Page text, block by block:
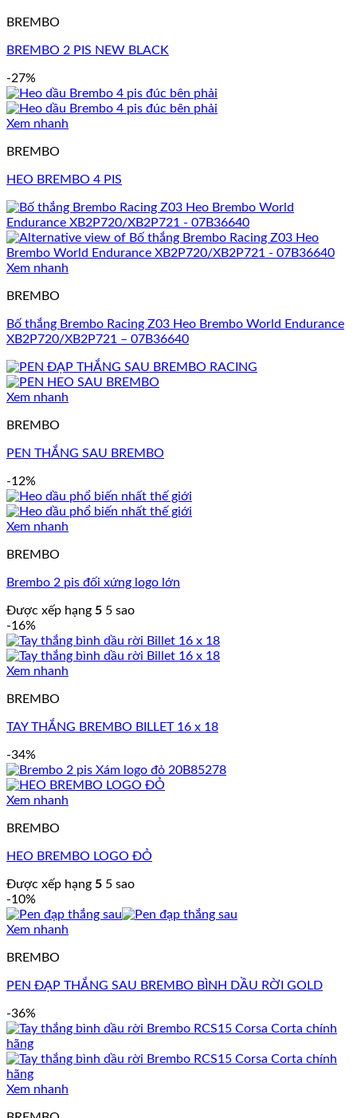
BREMBO
BREMBO 2 PIS NEW BLACK
-27%
Xem nhanh
BREMBO
HEO BREMBO 4 PIS
Xem nhanh
BREMBO
Bố thắng Brembo Racing Z03 Heo Brembo World Endurance
XB2P720/XB2P721 – 07B36640
Xem nhanh
BREMBO
PEN THẮNG SAU BREMBO
-12%
Xem nhanh
BREMBO
Brembo 2 pis đối xứng logo lớn
Được xếp hạng 5 5 sao
-16%
Xem nhanh
BREMBO
TAY THẮNG BREMBO BILLET 16 x 18
-34%
Xem nhanh
BREMBO
HEO BREMBO LOGO ĐỎ
Được xếp hạng 5 5 sao
-10%
Xem nhanh
BREMBO
PEN ĐẠP THẮNG SAU BREMBO BÌNH DẦU RỜI GOLD
-36%
Xem nhanh